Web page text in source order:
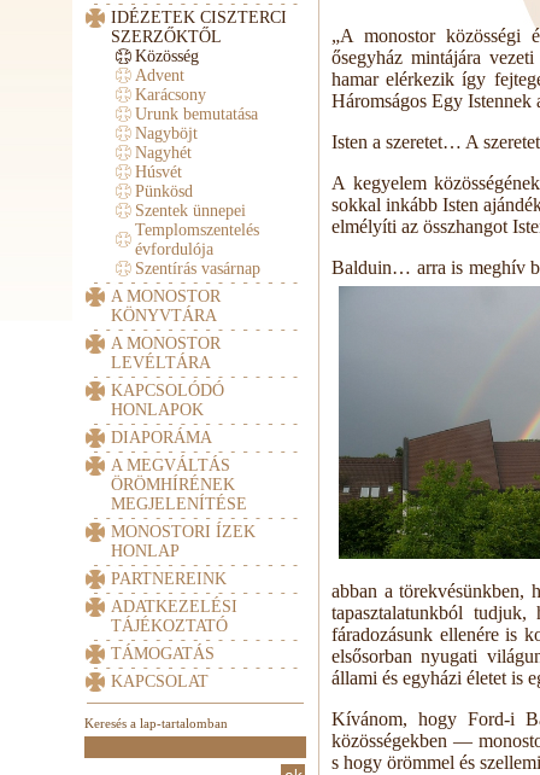
IDÉZETEK CISZTERCI
SZERZŐKTŐL
Közösség
Advent
Karácsony
Urunk bemutatása
Nagyböjt
Nagyhét
Húsvét
Pünkösd
Szentek ünnepei
Templomszentelés
évfordulója
Szentírás vasárnap
A MONOSTOR
KÖNYVTÁRA
A MONOSTOR
LEVÉLTÁRA
KAPCSOLÓDÓ
HONLAPOK
DIAPORÁMA
A MEGVÁLTÁS
ÖRÖMHÍRÉNEK
MEGJELENÍTÉSE
MONOSTORI ÍZEK
HONLAP
PARTNEREINK
ADATKEZELÉSI
TÁJÉKOZTATÓ
TÁMOGATÁS
KAPCSOLAT
Keresés a lap-tartalomban
„A monostor közösségi
ősegyház mintájára
hamar elérkezik így
Háromságos Egy
Isten a szeretet… A
A kegyelem
sokkal inkább Isten
elmélyíti az összhangot
Balduin… arra is meghív
abban a törekvésünkben,
tapasztalatunkból
fáradozásunk ellenére is
elsősorban nyugati
állami és egyházi életet is
Kívánom, hogy Ford-i
közösségekben —
s hogy örömmel és